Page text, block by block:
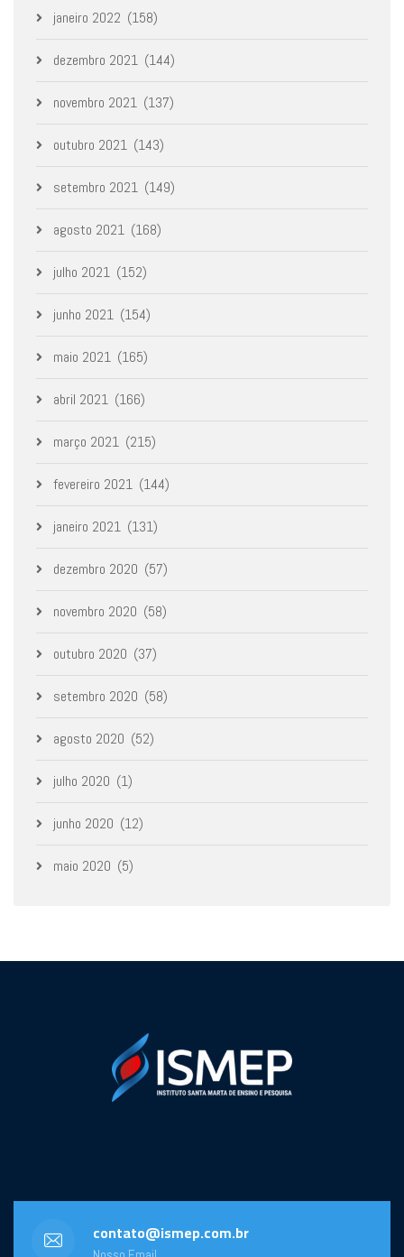
janeiro 2022 (158)
dezembro 2021 (144)
novembro 2021 (137)
outubro 2021 (143)
setembro 2021 (149)
agosto 2021 (168)
julho 2021 (152)
junho 2021 (154)
maio 2021 (165)
abril 2021 (166)
março 2021 (215)
fevereiro 2021 (144)
janeiro 2021 (131)
dezembro 2020 (57)
novembro 2020 (58)
outubro 2020 (37)
setembro 2020 (58)
agosto 2020 (52)
julho 2020 (1)
junho 2020 (12)
maio 2020 (5)
contato@ismep.com.br